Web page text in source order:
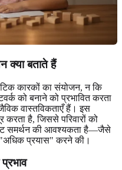
क्या बताते हैं
कारकों का संयोजन, न कि
को बनाने को प्रभावित करता
वास्तविकताएँ हैं। इस
है, जिससे परिवारों को
समर्थन की आवश्यकता है—जैसे
प्रयास" करने की।